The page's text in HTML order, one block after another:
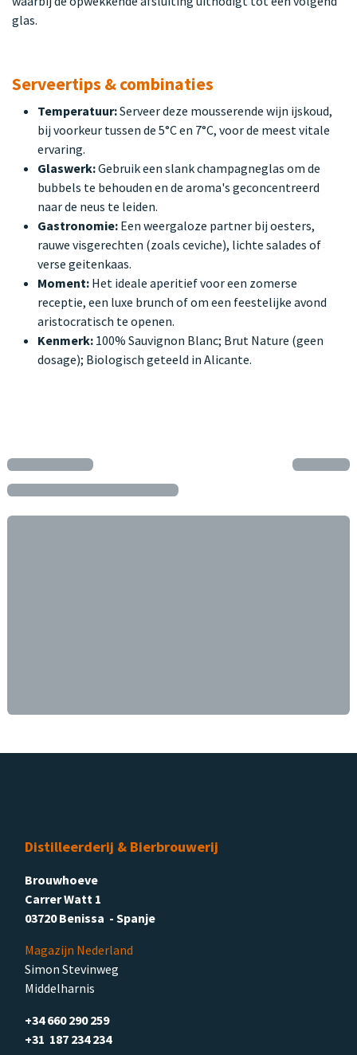
glas.
Serveertips & combinaties
Temperatuur:Serveer deze mousserende wijn ijskoud,
bij voorkeur tussen de 5°C en 7°C, voor de meest vitale
ervaring.
Glaswerk:Gebruik een slank champagneglas om de
bubbels te behouden en de aroma's geconcentreerd
naar de neus te leiden.
Gastronomie: Een weergaloze partner bij oesters,
rauwe visgerechten (zoals ceviche), lichte salades of
verse geitenkaas.
Moment: Het ideale aperitief voor een zomerse
receptie, een luxe brunch of om een feestelijke avond
aristocratisch te openen.
Kenmerk: 100% Sauvignon Blanc; Brut Nature (geen
dosage); Biologisch geteeld in Alicante.
Distilleerderij & Bierbrouwerij
Brouwhoeve
Carrer Watt 1
03720 Benissa - Spanje
Magazijn Nederland
Simon Stevinweg
Middelharnis
+34 660 290 259
+31 187 234 234